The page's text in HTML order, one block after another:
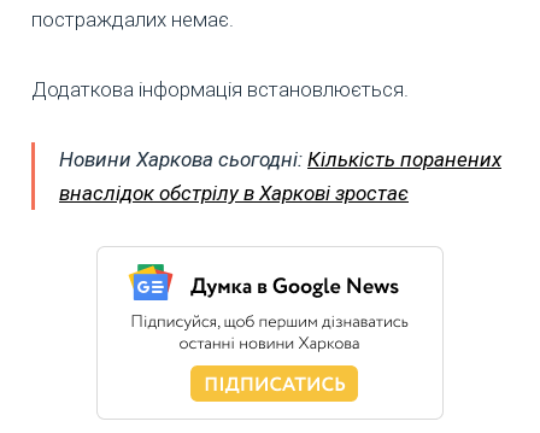
постраждалих немає.
Додаткова інформація встановлюється.
Новини Харкова сьогодні: Кількість поранених
внаслідок обстрілу в Харкові зростає